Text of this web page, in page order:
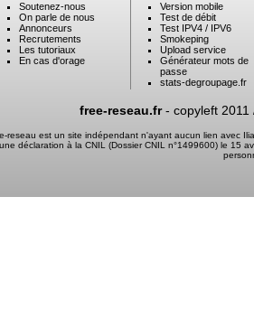
Soutenez-nous
On parle de nous
Annonceurs
Recrutements
Les tutoriaux
En cas d'orage
Version mobile
Test de débit
Test IPV4 / IPV6
Smokeping
Upload service
Générateur mots de
passe
stats-degroupage.fr
free-reseau.fr- copyleft 2011
reseau est un site indépendant n'ayant aucun lien avec
déclaration à la CNIL (Dossier CNIL n°1499600) le 15